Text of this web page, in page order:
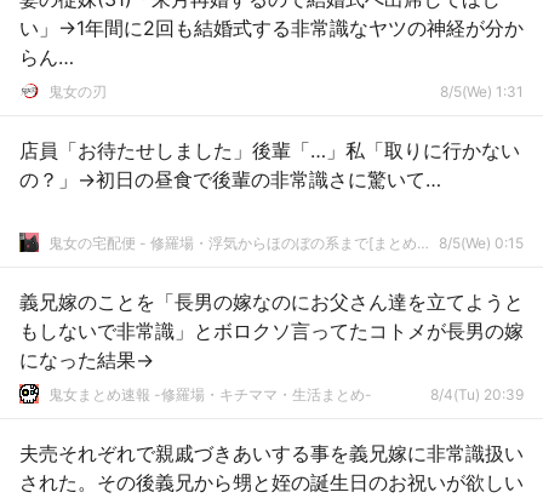
い」→1年間に2回も結婚式する非常識なヤツの神経が分か
らん…
鬼女の刃 8/5(We) 1:31
店員「お待たせしました」後輩「…」私「取りに行かない
の？」→初日の昼食で後輩の非常識さに驚いて…
鬼女の宅配便 - 修羅場・浮気からほのぼの系まで[まとめサイト] 8/5(We) 0:15
義兄嫁のことを「長男の嫁なのにお父さん達を立てようと
もしないで非常識」とボロクソ言ってたコトメが長男の嫁
になった結果→
鬼女まとめ速報 -修羅場・キチママ・生活まとめ- 8/4(Tu) 20:39
夫売それぞれで親戚づきあいする事を義兄嫁に非常識扱い
された。その後義兄から甥と姪の誕生日のお祝いが欲しい